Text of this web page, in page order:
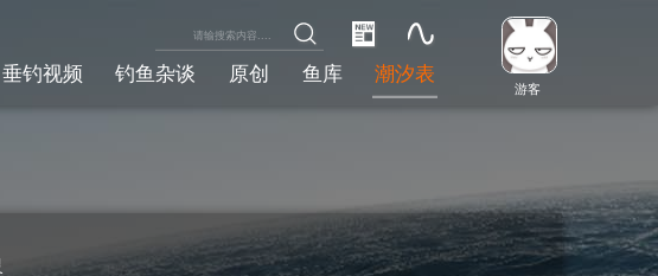
游客
垂钓视频 钓鱼杂谈 原创 鱼库 潮汐表